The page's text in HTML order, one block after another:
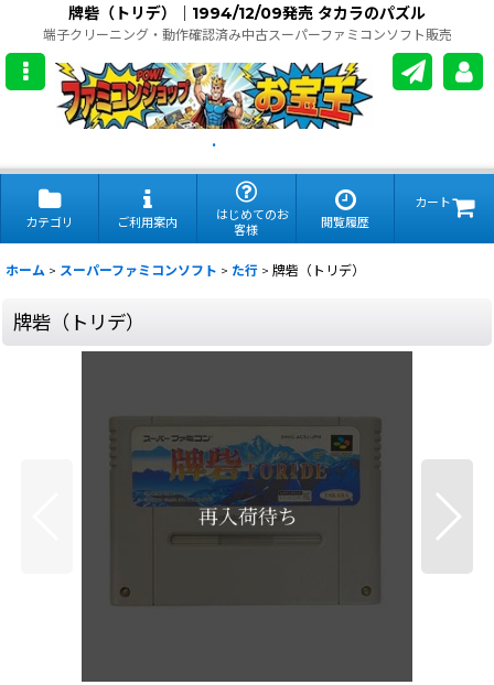
牌砦（トリデ）｜1994/12/09発売 タカラのパズル
端子クリーニング・動作確認済み中古スーパーファミコンソフト販売
.
カテゴリ ご利用案内
はじめてのお
客様
閲覧履歴
カート
ホーム > スーパーファミコンソフト > た行 > 牌砦（トリデ）
牌砦（トリデ）